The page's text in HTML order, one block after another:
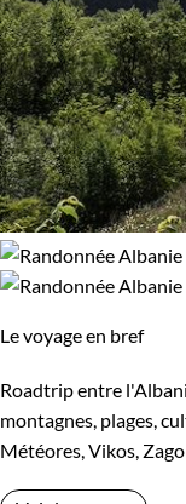
Le voyage en bref
Roadtrip entre
montagnes, plages,
Météores, Vikos,